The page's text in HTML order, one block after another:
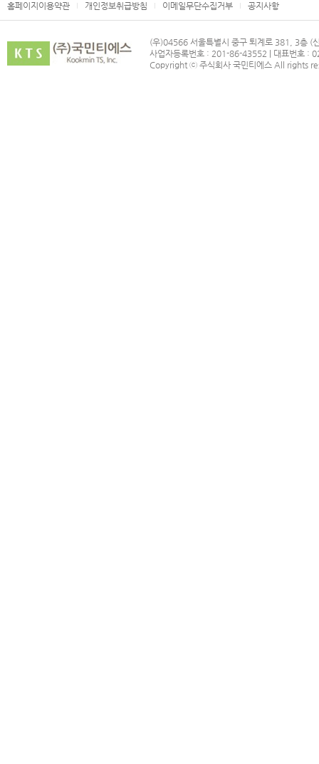
홈페이지이용약관 개인정보취급방침 이메일무단수집거부 공지사항
(우)04566 서울특별시 중구 퇴계로 381, 3층 (
사업자등록번호 : 201-86-43552 | 대표번호 :
Copyright ⓒ 주식회사 국민티에스 All rights